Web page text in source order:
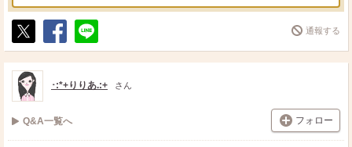
ポ
ス
ト
シ
ェ
送
る
通報する
･:*+りりあ.:+ さん
Q&A一覧へ フォロー